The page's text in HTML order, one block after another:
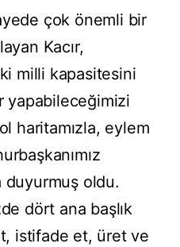
çok önemli bir
Kacır,
milli kapasitesini
yapabileceğimizi
haritamızla, eylem
oldu.
dört ana başlık
istifade et, üret ve